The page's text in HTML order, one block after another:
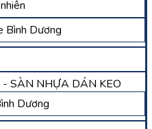
Bình Dương
SÀN NHỰA DÁN KEO
Dương